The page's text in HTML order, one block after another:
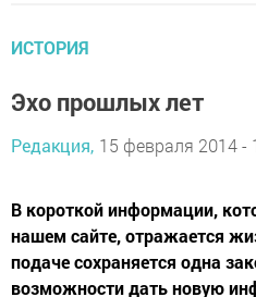
ИСТОРИЯ
Эхо прошлых лет
Редакция, 15 февраля 2014 -
В короткой информации,
нашем сайте, отражается
подаче сохраняется одна
возможности дать новую